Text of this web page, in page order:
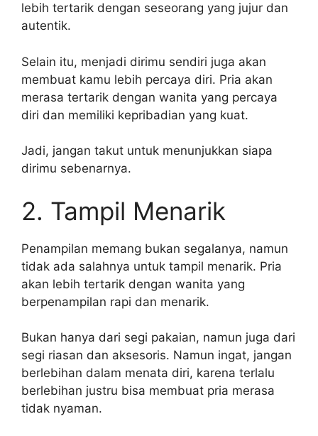
lebih tertarik dengan seseorang yang jujur dan
autentik.
Selain itu, menjadi dirimu sendiri juga akan
membuat kamu lebih percaya diri. Pria akan
merasa tertarik dengan wanita yang percaya
diri dan memiliki kepribadian yang kuat.
Jadi, jangan takut untuk menunjukkan siapa
dirimu sebenarnya.
2. Tampil Menarik
Penampilan memang bukan segalanya, namun
tidak ada salahnya untuk tampil menarik. Pria
akan lebih tertarik dengan wanita yang
berpenampilan rapi dan menarik.
Bukan hanya dari segi pakaian, namun juga dari
segi riasan dan aksesoris. Namun ingat, jangan
berlebihan dalam menata diri, karena terlalu
berlebihan justru bisa membuat pria merasa
tidak nyaman.